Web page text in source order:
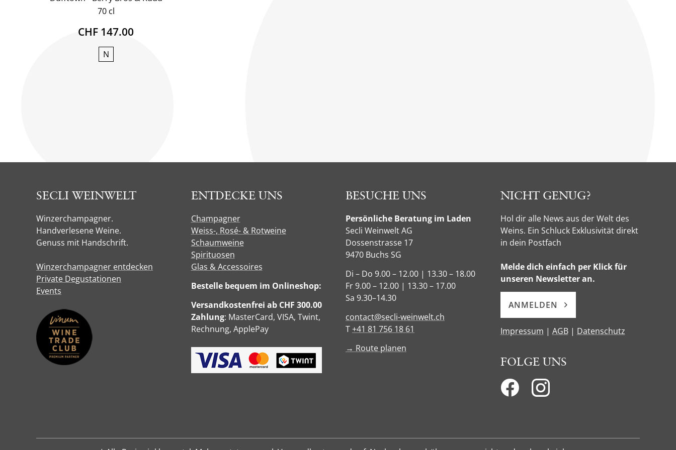
70 cl
CHF 147.00
N
SECLI WEINWELT
Winzerchampagner.
Handverlesene Weine.
Genuss mit Handschrift.
Winzerchampagner entdecken
Private Degustationen
Events
ENTDECKE UNS
Champagner
Weiss-, Rosé- & Rotweine
Schaumweine
Spirituosen
Glas & Accessoires
Bestelle bequem im Onlineshop:
Versandkostenfrei ab CHF 300.00
Zahlung: MasterCard, VISA, Twint,
Rechnung, ApplePay
BESUCHE UNS
Persönliche Beratung im Laden
Secli Weinwelt AG
Dossenstrasse 17
9470 Buchs SG
Di – Do 9.00 – 12.00 | 13.30 – 18.00
Fr 9.00 – 12.00 | 13.30 – 17.00
Sa 9.30–14.30
contact@secli-weinwelt.ch
T+41 81 756 18 61
→ Route planen
NICHT GENUG?
Hol dir alle News aus der Welt des
Weins. Ein Schluck Exklusivität direkt
in dein Postfach
Melde dich einfach per Klick für
unseren Newsletter an.
ANMELDEN
Impressum | AGB| Datenschutz
FOLGE UNS